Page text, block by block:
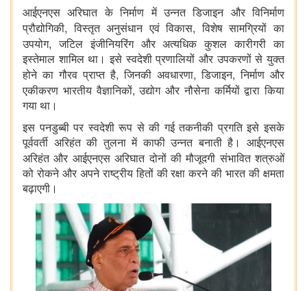
आईएनएस अरिघात के निर्माण में उन्नत डिजाइन और विनिर्माण
प्रौद्योगिकी,विस्तृत अनुसंधान एवं विकास,विशेष सामग्रियों का
उपयोग,जटिल इंजीनियरिंग और अत्यधिक कुशल कारीगरी का
इस्तेमाल शामिल था। इसे स्वदेशी प्रणालियों और उपकरणों से युक्त
होने का गौरव प्राप्त है,जिनकी अवधारणा,डिजाइन,निर्माण और
एकीकरण भारतीय वैज्ञानिकों,उद्योग और नौसेना कर्मियों द्वारा किया
गया था।
इस पनडुब्बी पर स्वदेशी रूप से की गई तकनीकी प्रगति इसे इसके
पूर्ववर्ती अरिहंत की तुलना में काफी उन्नत बनाती है। आईएनएस
अरिहंत और आईएनएस अरिघात दोनों की मौजूदगी संभावित शत्रुओं
को रोकने और अपने राष्ट्रीय हितों की रक्षा करने की भारत की क्षमता
बढ़ाएगी।